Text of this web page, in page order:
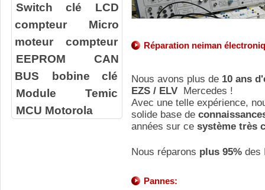
Switch clé
LCD
compteur
Micro
moteur compteur
EEPROM
CAN
BUS
bobine clé
Module Temic
MCU Motorola
Réparation neiman
Nous avons plus de 10 ans
EZS / ELV Mercedes !
Avec une telle expérience,
solide base de
années sur ce système très
Nous réparons plus 95% des
Pannes: